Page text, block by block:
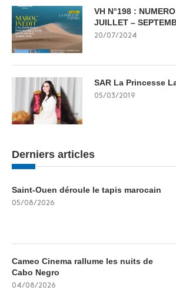
VH N°198 :
JUILLET –
20/07/2024
SAR La Princesse
05/03/2019
Derniers articles
Saint-Ouen déroule le tapis marocain
05/08/2026
Cameo Cinema rallume les nuits de
Cabo Negro
04/08/2026